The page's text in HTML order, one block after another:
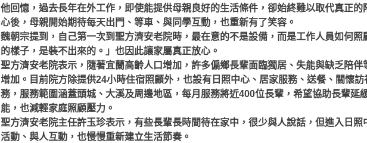
他回憶，過去長年在外工作，即使能提供母親良好的生活條件，卻始終難以取代真正的
心後，母親開始期待每天出門、等車、與同學互動，也重新有了笑容。
魏朝宗提到，自己第一次到聖方濟安老院時，最在意的不是設備，而是工作人員如何照
的樣子，是裝不出來的。」也因此讓家屬真正放心。
聖方濟安老院表示，隨著宜蘭高齡人口增加，許多偏鄉長輩面臨獨居、失能與缺乏陪伴
增加。目前院方除提供24小時住宿照顧外，也設有日照中心、居家服務、送餐、關懷
務，服務範圍涵蓋頭城、大溪及周邊地區，每月服務將近400位長輩，希望協助長輩延
能，也減輕家庭照顧壓力。
聖方濟安老院主任許玉珍表示，有些長輩長時間待在家中，很少與人說話，但進入日照
活動、與人互動，也慢慢重新建立生活節奏。